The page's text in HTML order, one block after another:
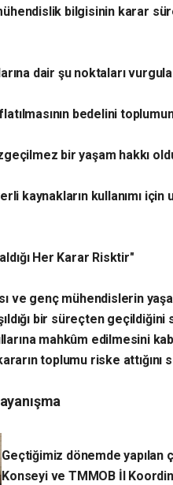
bilgisinin karar
dair şu noktaları
bedelini
bir yaşam hakkı
kaynakların kullanımı
Her Karar Risktir"
ve genç mühendislerin
bir süreçten geçildiğini
mahkûm edilmesini
kararın toplumu riske
​Geçtiğimiz dönemde yapılan
Konseyi ve TMMOB İl